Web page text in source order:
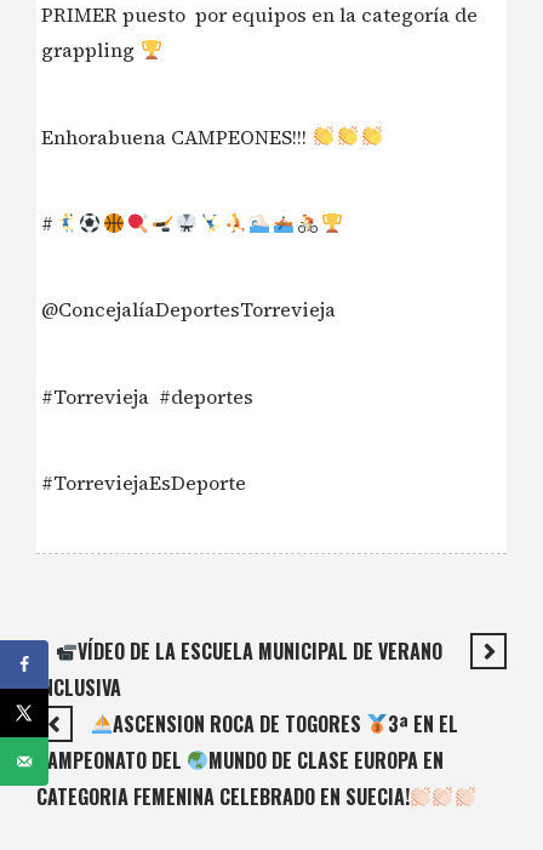
PRIMER puesto por equipos en la categoría de
grappling
Enhorabuena CAMPEONES!!!
#
@ConcejalíaDeportesTorrevieja
#Torrevieja #deportes
#TorreviejaEsDeporte
VÍDEO DE LA ESCUELA MUNICIPAL DE VERANO
INCLUSIVA
ASCENSION ROCA DE TOGORES
3ª EN EL
CAMPEONATO DEL
MUNDO DE CLASE EUROPA EN
CATEGORIA FEMENINA CELEBRADO EN SUECIA!